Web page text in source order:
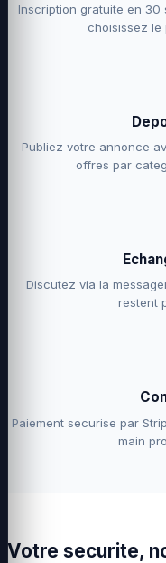
Inscription gratuite en 30
choisissez le
Publiez votre annonce
offres par
Discutez via la
restent
Paiement securise par
main
Votre securite,